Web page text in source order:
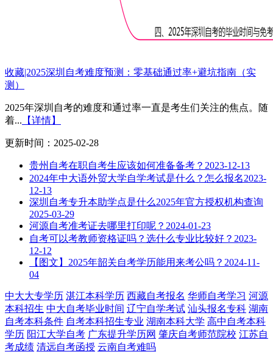
收藏|2025深圳自考难度预测：零基础通过率+避坑指南（实
测）
2025年深圳自考的难度和通过率一直是考生们关注的焦点。随
着... 【详情】
更新时间：2025-02-28
贵州自考在职自考生应该如何准备备考？ 2023-12-13
2024年中大语外贸大学自学考试是什么？怎么报名2023-
12-13
深圳自考专升本助学点是什么2025年官方授权机构查询
2025-03-29
河源自考准考证去哪里打印呢？ 2024-01-23
自考可以考教师资格证吗？选什么专业比较好？ 2023-
12-12
【图文】2025年韶关自考学历能用来考公吗？ 2024-11-
04
中大大专学历 湛江本科学历 西藏自考报名 华师自考学习 河源
本科招生 中大自考毕业时间 辽宁自学考试 汕头报名专科 湖南
自考本科条件 自考本科招生专业 湖南本科大学 高中自考本科
学历 阳江大学自考 广东提升学历网 肇庆自考师范院校 江苏自
考成绩 清远自考函授 云南自考难吗